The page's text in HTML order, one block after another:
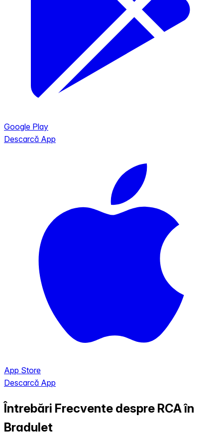
Google Play
Descarcă App
App Store
Descarcă App
Întrebări Frecvente despre RCA în
Bradulet